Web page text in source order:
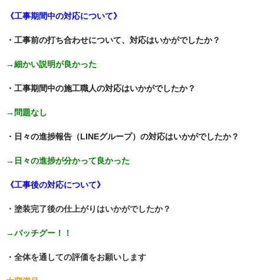
《工事期間中の対応について》
・工事前の打ち合わせについて、対応はいかがでしたか？
→細かい説明が良かった
・工事期間中の施工職人の対応はいかがでしたか？
→問題なし
・日々の進捗報告（LINEグループ）の対応はいかがでしたか？
→日々の進捗が分かって良かった
《工事後の対応について》
・塗装完了後の仕上がりはいかがでしたか？
→バッチグー！！
・全体を通しての評価をお願いします